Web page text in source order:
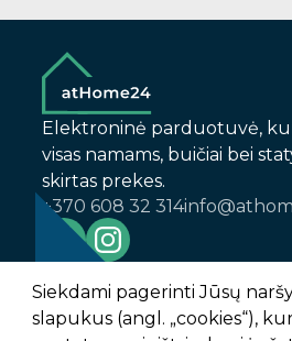
Elektroninė parduotuvė,
visas namams, buičiai bei
skirtas prekes.
+370 608 32 314
-
1
2
%
n
u
o
l
a
i
d
a
Siekdami pagerinti Jūsų
slapukus (angl. „cookies“),